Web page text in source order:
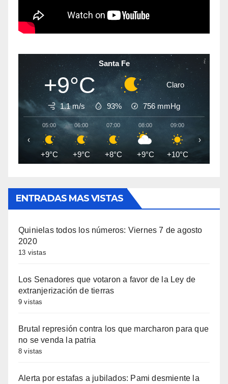
Santa Fe
+9°C Claro
1.1 m/s 93% 756 mmHg
05:00
+9°C
06:00
+9°C
07:00
+8°C
08:00
+9°C
09:00
+10°C +12°C
‹ ›
ENTRADAS MAS VISTAS
Quinielas todos los números: Viernes 7 de agosto
2020
13 vistas
Los Senadores que votaron a favor de la Ley de
extranjerización de tierras
9 vistas
Brutal represión contra los que marcharon para que
no se venda la patria
8 vistas
Alerta por estafas a jubilados: Pami desmiente la